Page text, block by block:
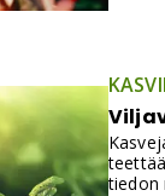
tiedon